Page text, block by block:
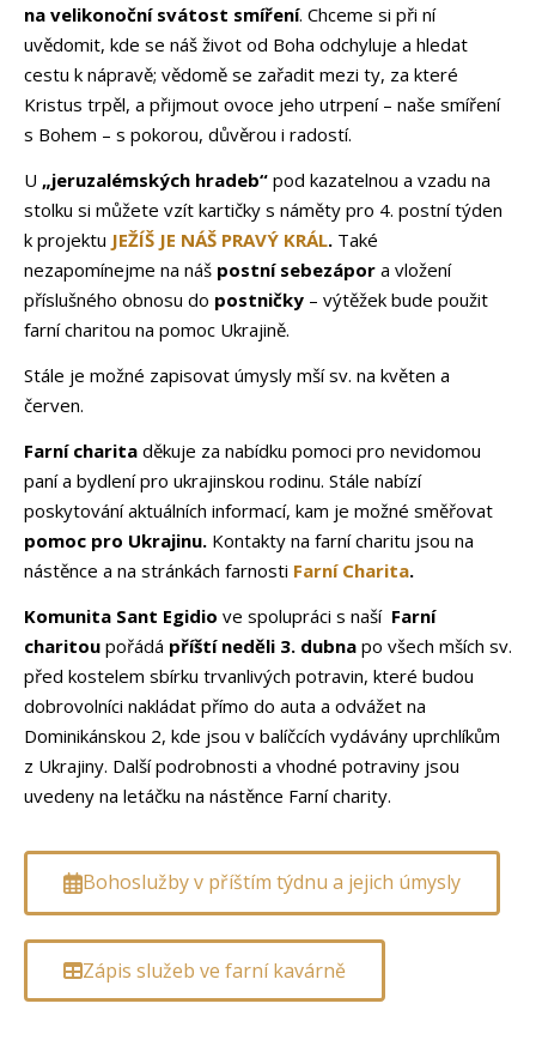
na velikonoční svátost smíření. Chceme si při ní
uvědomit, kde se náš život od Boha odchyluje a hledat
cestu k nápravě; vědomě se zařadit mezi ty, za které
Kristus trpěl, a přijmout ovoce jeho utrpení – naše smíření
s Bohem – s pokorou, důvěrou i radostí.
U „jeruzalémských hradeb“ pod kazatelnou a vzadu na
stolku si můžete vzít kartičky s náměty pro 4. postní týden
k projektu JEŽÍŠ JE NÁŠ PRAVÝ KRÁL. Také
nezapomínejme na náš postní sebezápor a vložení
příslušného obnosu do postničky – výtěžek bude použit
farní charitou na pomoc Ukrajině.
Stále je možné zapisovat úmysly mší sv. na květen a
červen.
Farní charita děkuje za nabídku pomoci pro nevidomou
paní a bydlení pro ukrajinskou rodinu. Stále nabízí
poskytování aktuálních informací, kam je možné směřovat
pomoc pro Ukrajinu. Kontakty na farní charitu jsou na
nástěnce a na stránkách farnosti Farní Charita.
Komunita Sant Egidio ve spolupráci s naší Farní
charitou pořádá příští neděli 3. dubna po všech mších sv.
před kostelem sbírku trvanlivých potravin, které budou
dobrovolníci nakládat přímo do auta a odvážet na
Dominikánskou 2, kde jsou v balíčcích vydávány uprchlíkům
z Ukrajiny. Další podrobnosti a vhodné potraviny jsou
uvedeny na letáčku na nástěnce Farní charity.
Bohoslužby v příštím týdnu a jejich úmysly
Zápis služeb ve farní kavárně